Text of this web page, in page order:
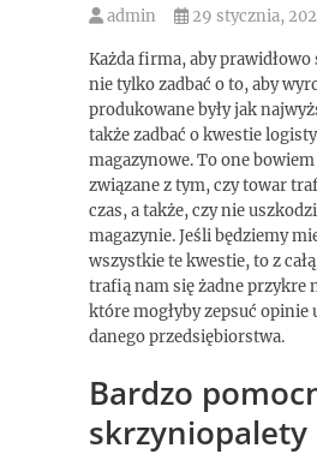
admin 29 stycznia,
Każda firma, aby
nie tylko zadbać o to, aby
produkowane były jak
także zadbać o kwestie
magazynowe. To one
związane z tym, czy towar
czas, a także, czy nie
magazynie. Jeśli będziemy
wszystkie te kwestie, to z
trafią nam się żadne przykre
które mogłyby zepsuć opinie
danego przedsiębiorstwa.
Bardzo
skrzyniopalety